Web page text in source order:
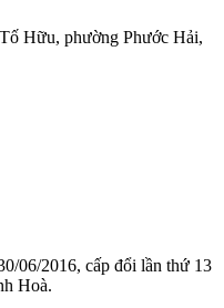
Hữu, phường Phước Hải,
06/2016, cấp đổi lần thứ 13
Hoà.